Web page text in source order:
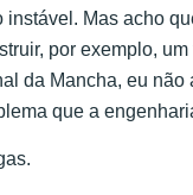
instável. Mas acho
por exemplo,
da Mancha, eu não
que a